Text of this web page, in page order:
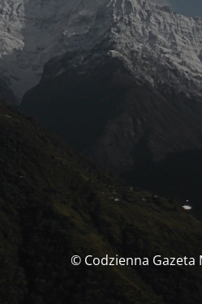
© Codzienna Gazeta